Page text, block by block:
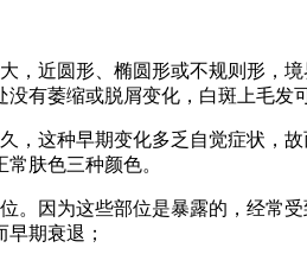
，近圆形、椭圆形或不规则形，
有萎缩或脱屑变化，白斑上毛发
，这种早期变化多乏自觉症状，
肤色三种颜色。
。因为这些部位是暴露的，经常
期衰退；